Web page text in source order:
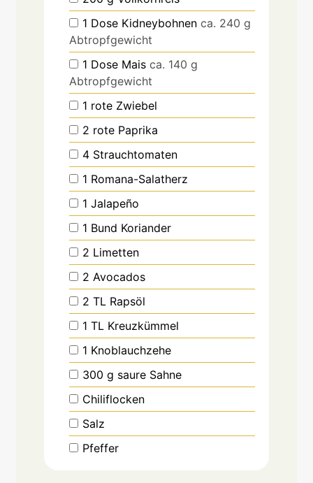
1 Dose Kidneybohnen ca. 240 g
Abtropfgewicht
1 Dose Mais ca. 140 g
Abtropfgewicht
1 rote Zwiebel
2 rote Paprika
4 Strauchtomaten
1 Romana-Salatherz
1 Jalapeño
1 Bund Koriander
2 Limetten
2 Avocados
2 TL Rapsöl
1 TL Kreuzkümmel
1 Knoblauchzehe
300 g saure Sahne
Chiliflocken
Salz
Pfeffer